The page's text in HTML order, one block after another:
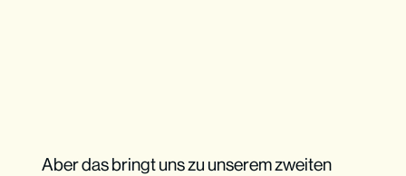
Aber das bringt uns zu unserem zweiten